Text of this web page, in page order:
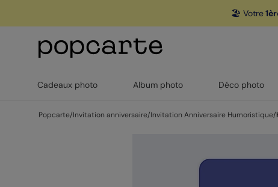
🏖️ Votre
Cadeaux photo Album photo Déco photo
Popcarte/Invitation anniversaire/Invitation Anniversaire Humoristique/